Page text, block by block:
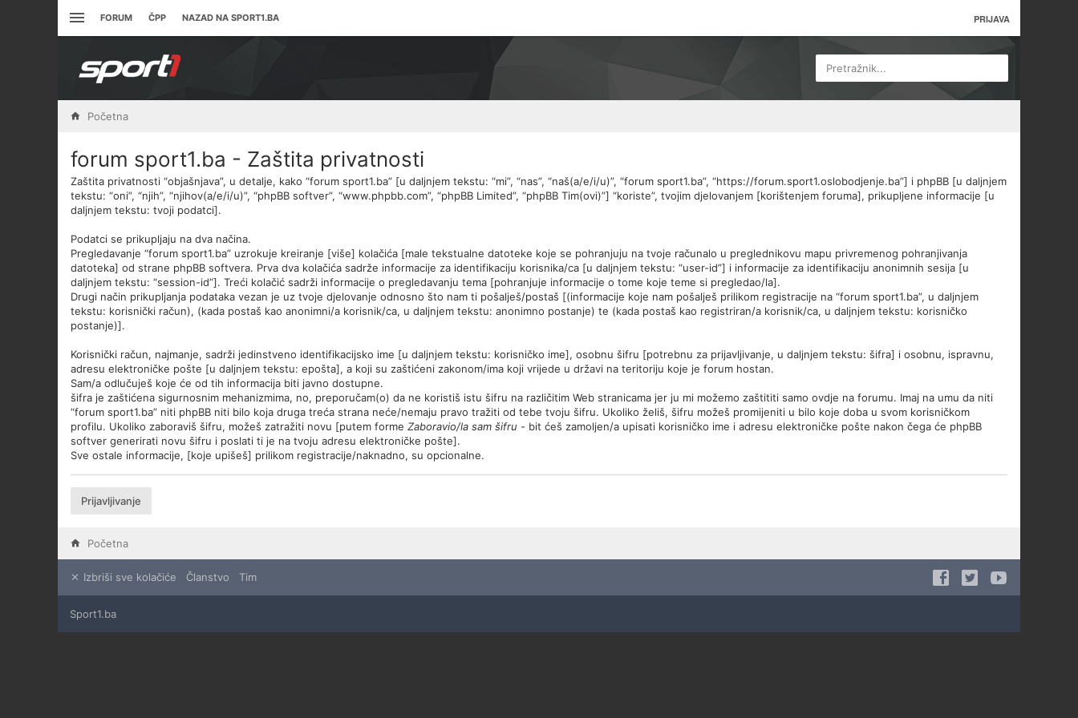
FORUM ČPP NAZAD NA SPORT1.BA PRIJAVA
Pretražnik...
Početna
forum sport1.ba - Zaštita privatnosti
Zaštita privatnosti “objašnjava”, u detalje, kako “forum sport1.ba” [u daljnjem tekstu: “mi”, “nas”, “naš(a/e/i/u)”, “forum sport1.ba”, “https://forum.sport1.oslobodjenje.ba”] i phpBB [u daljnjem
tekstu: “oni”, “njih”, “njihov(a/e/i/u)”, “phpBB softver”, “www.phpbb.com”, “phpBB Limited”, “phpBB Tim(ovi)”] “koriste”, tvojim djelovanjem [korištenjem foruma], prikupljene informacije [u
daljnjem tekstu: tvoji podatci].
Podatci se prikupljaju na dva načina.
Pregledavanje “forum sport1.ba” uzrokuje kreiranje [više] kolačića [male tekstualne datoteke koje se pohranjuju na tvoje računalo u preglednikovu mapu privremenog pohranjivanja
datoteka] od strane phpBB softvera. Prva dva kolačića sadrže informacije za identifikaciju korisnika/ca [u daljnjem tekstu: “user-id”] i informacije za identifikaciju anonimnih sesija [u
daljnjem tekstu: “session-id”]. Treći kolačić sadrži informacije o pregledavanju tema [pohranjuje informacije o tome koje teme si pregledao/la].
Drugi način prikupljanja podataka vezan je uz tvoje djelovanje odnosno što nam ti pošalješ/postaš [(informacije koje nam pošalješ prilikom registracije na “forum sport1.ba”, u daljnjem
tekstu: korisnički račun), (kada postaš kao anonimni/a korisnik/ca, u daljnjem tekstu: anonimno postanje) te (kada postaš kao registriran/a korisnik/ca, u daljnjem tekstu: korisničko
postanje)].
Korisnički račun, najmanje, sadrži jedinstveno identifikacijsko ime [u daljnjem tekstu: korisničko ime], osobnu šifru [potrebnu za prijavljivanje, u daljnjem tekstu: šifra] i osobnu, ispravnu,
adresu elektroničke pošte [u daljnjem tekstu: epošta], a koji su zaštićeni zakonom/ima koji vrijede u državi na teritoriju koje je forum hostan.
Sam/a odlučuješ koje će od tih informacija biti javno dostupne.
šifra je zaštićena sigurnosnim mehanizmima, no, preporučam(o) da ne koristiš istu šifru na različitim Web stranicama jer ju mi možemo zaštititi samo ovdje na forumu. Imaj na umu da niti
“forum sport1.ba” niti phpBB niti bilo koja druga treća strana neće/nemaju pravo tražiti od tebe tvoju šifru. Ukoliko želiš, šifru možeš promijeniti u bilo koje doba u svom korisničkom
profilu. Ukoliko zaboraviš šifru, možeš zatražiti novu [putem forme Zaboravio/la sam šifru - bit ćeš zamoljen/a upisati korisničko ime i adresu elektroničke pošte nakon čega će phpBB
softver generirati novu šifru i poslati ti je na tvoju adresu elektroničke pošte].
Sve ostale informacije, [koje upišeš] prilikom registracije/naknadno, su opcionalne.
Prijavljivanje
Početna
Izbriši sve kolačiće Članstvo Tim
Sport1.ba